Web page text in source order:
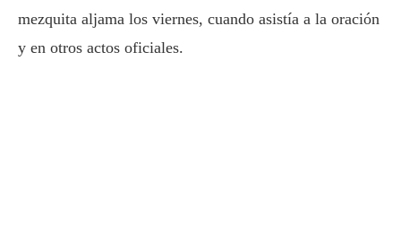
mezquita aljama los viernes, cuando asistía a la oración
y en otros actos oficiales.